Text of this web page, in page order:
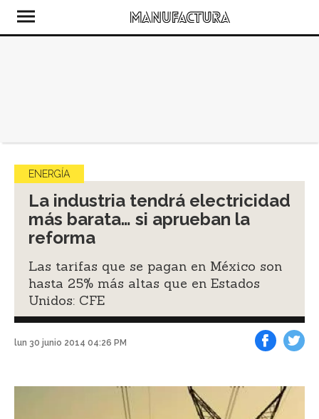
ENERGÍA
La industria tendrá electricidad
más barata… si aprueban la
reforma
Las tarifas que se pagan en México son
hasta 25% más altas que en Estados
Unidos: CFE
lun 30 junio 2014 04:26 PM